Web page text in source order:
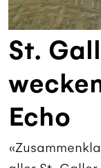
St.
Echo